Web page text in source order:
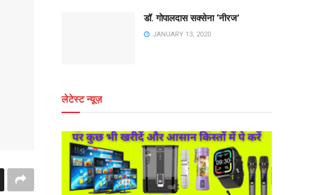
डॉ. गोपालदास सक्सेना ‘नीरज’
JANUARY 13, 2020
लेटेस्ट न्यूज़